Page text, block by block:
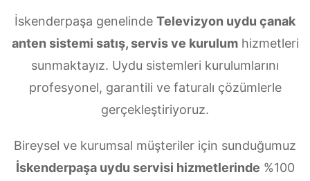
İskenderpaşa genelinde Televizyon uydu çanak
anten sistemi satış, servis ve kurulumhizmetleri
sunmaktayız. Uydu sistemleri kurulumlarını
profesyonel, garantili ve faturalı çözümlerle
gerçekleştiriyoruz.
Bireysel ve kurumsal müşteriler için sunduğumuz
İskenderpaşa uydu servisi hizmetlerinde %100